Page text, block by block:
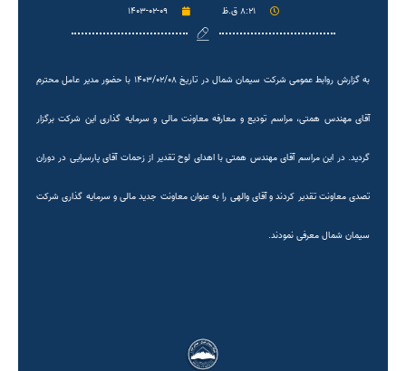
۸:۲۱ ق.ظ ۱۴۰۳-۰۲-۰۹
به گزارش روابط عمومی شرکت سیمان شمال در تاریخ ۱۴۰۳/۰۲/۰۸ با حضور مدیر عامل محترم
آقای مهندس همتی، مراسم تودیع و معارفه معاونت مالی و سرمایه گذاری این شرکت برگزار
گردید. در این مراسم آقای مهندس همتی با اهدای لوح تقدیر از زحمات آقای پارسرایی در دوران
تصدی معاونت تقدیر کردند و آقای والهی را به عنوان معاونت جدید مالی و سرمایه گذاری شرکت
سیمان شمال معرفی نمودند.